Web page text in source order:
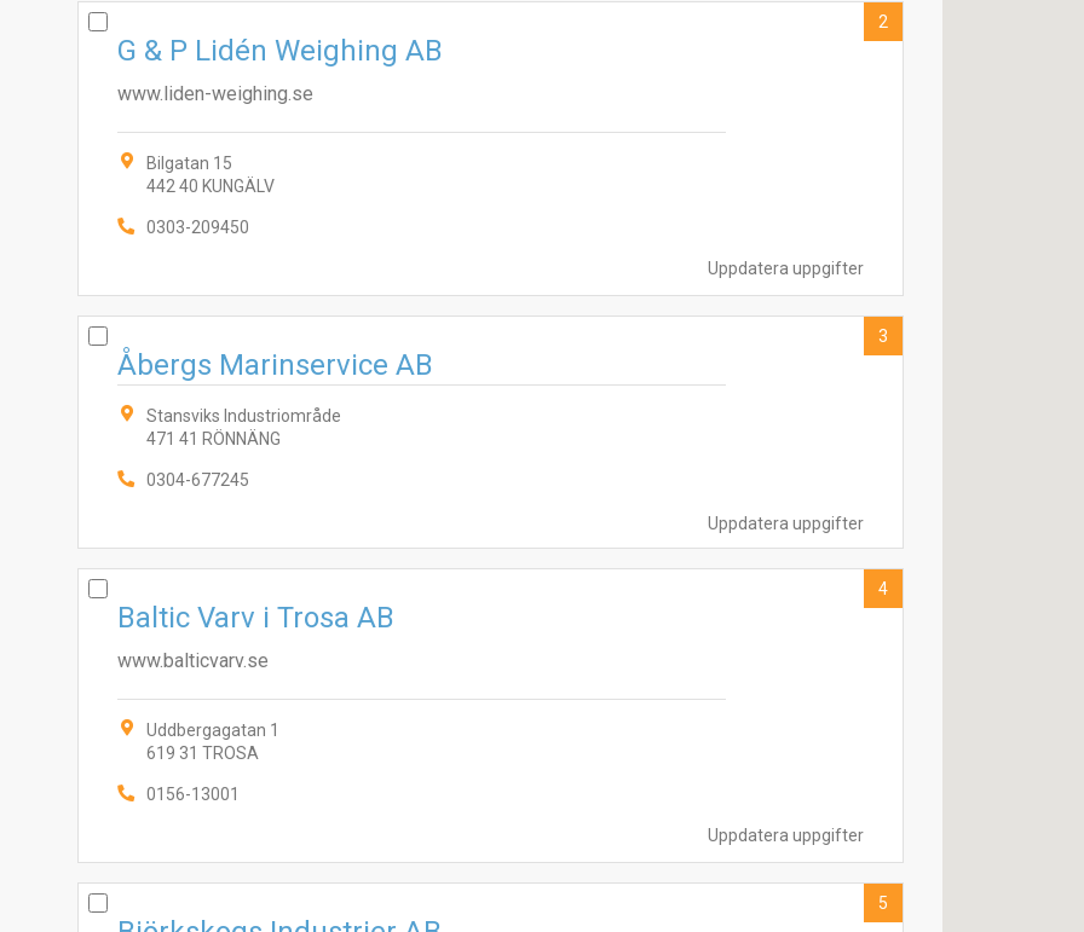
Uppdatera uppgifter
G & P Lidén Weighing AB
www.liden-weighing.se
Bilgatan 15
442 40 KUNGÄLV
0303-209450
2
Uppdatera uppgifter
Åbergs Marinservice AB
Stansviks Industriområde
471 41 RÖNNÄNG
0304-677245
3
Uppdatera uppgifter
Baltic Varv i Trosa AB
www.balticvarv.se
Uddbergagatan 1
619 31 TROSA
0156-13001
4
5